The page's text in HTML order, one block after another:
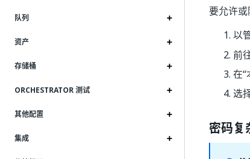
队列
资产
存储桶
ORCHESTRATOR 测试
其他配置
集成
要允许
以
前
在
选
密码复